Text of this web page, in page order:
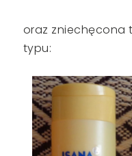
oraz zniechęcona
typu: